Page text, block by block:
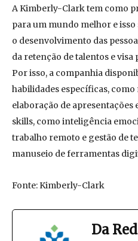
A Kimberly-Clark tem como
para um mundo melhor e
o desenvolvimento das
da retenção de talentos e
Por isso, a companhia
habilidades específicas,
elaboração de apresentações
skills, como inteligência
trabalho remoto e gestão de
manuseio de ferramentas
Fonte: Kimberly-Clark
Da